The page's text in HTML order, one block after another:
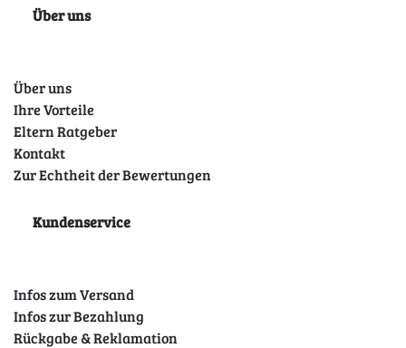
Über uns
Über uns
Ihre Vorteile
Eltern Ratgeber
Kontakt
Zur Echtheit der Bewertungen
Kundenservice
Infos zum Versand
Infos zur Bezahlung
Rückgabe & Reklamation